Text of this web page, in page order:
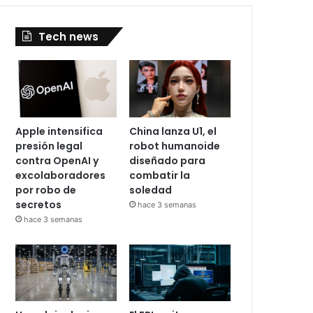
Tech news
Apple intensifica
presión legal
contra OpenAI y
excolaboradores
por robo de
secretos
hace 3 semanas
China lanza U1, el
robot humanoide
diseñado para
combatir la
soledad
hace 3 semanas